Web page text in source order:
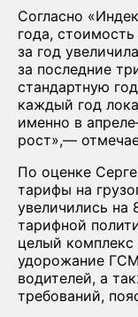
Согласно
года,
за год
за последние
стандартную
каждый год
именно в
рост»,—
По оценке
тарифы на
увеличились на
тарифной
целый
удорожание
водителей, а
требований,